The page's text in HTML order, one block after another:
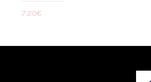
7.20€